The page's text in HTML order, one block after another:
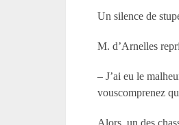
Un silence de
M. d’Arnelles
– J’ai eu le
vouscomprenez
Alors, un des